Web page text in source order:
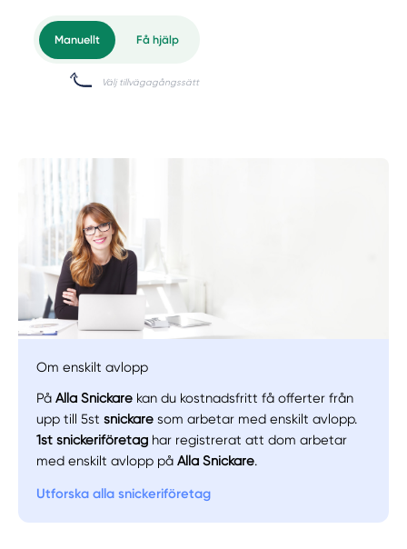
Manuellt Få hjälp
Välj tillvägagångssätt
Om enskilt avlopp
PåAlla Snickare kan du kostnadsfritt få offerter från
upp till 5stsnickare som arbetar med enskilt avlopp.
1st snickeriföretag har registrerat att dom arbetar
med enskilt avlopp påAlla Snickare.
Utforska alla snickeriföretag